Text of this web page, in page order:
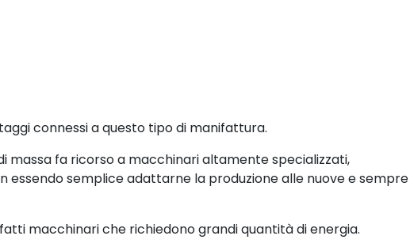
connessi a questo tipo di manifattura.
massa fa ricorso a macchinari altamente specializzati,
semplice adattarne la produzione alle nuove e sempre
macchinari che richiedono grandi quantità di energia.